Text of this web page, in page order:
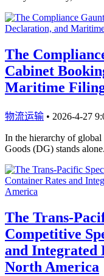
The
Cabinet
Maritime
物流运输 • 2026-4-27
In the hierarchy of
Goods (DG) stands
The Trans-
Competitive
and Integrated
North America